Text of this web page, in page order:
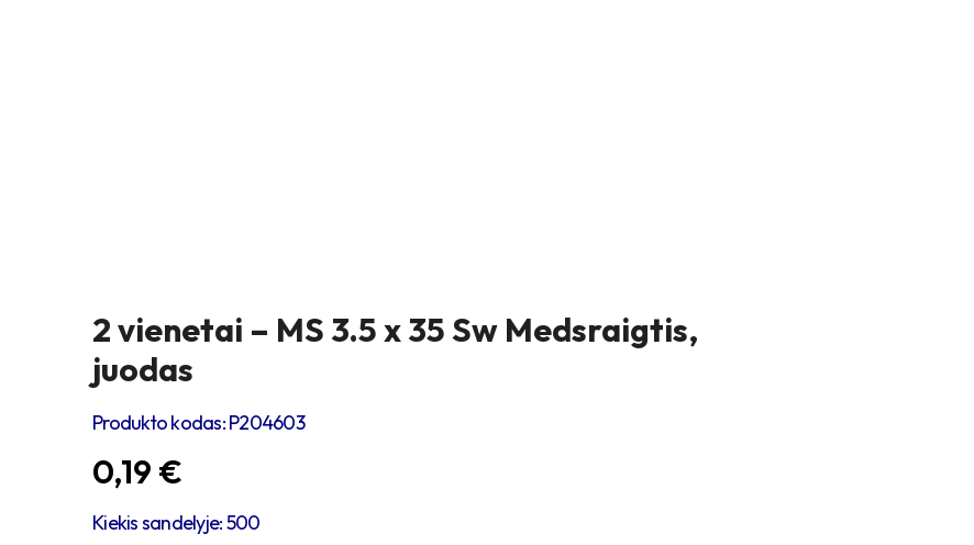
2 vienetai – MS 3.5 x 35 Sw Medsraigtis,
juodas
Produkto kodas:P204603
0,19 €
Kiekis sandelyje: 500